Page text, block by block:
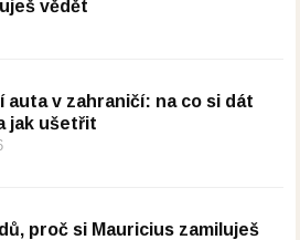
vědět
auta v zahraničí: na co si dát
jak ušetřit
proč si Mauricius zamiluješ